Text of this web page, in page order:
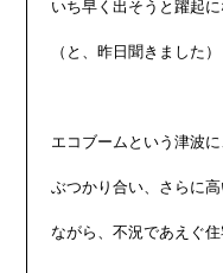
いち早く出そうと躍起に
（と、昨日聞きました）
エコブームという津波
ぶつかり合い、さらに
ながら、不況であえぐ